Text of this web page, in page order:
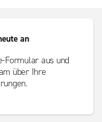
an
Formular aus und
über Ihre